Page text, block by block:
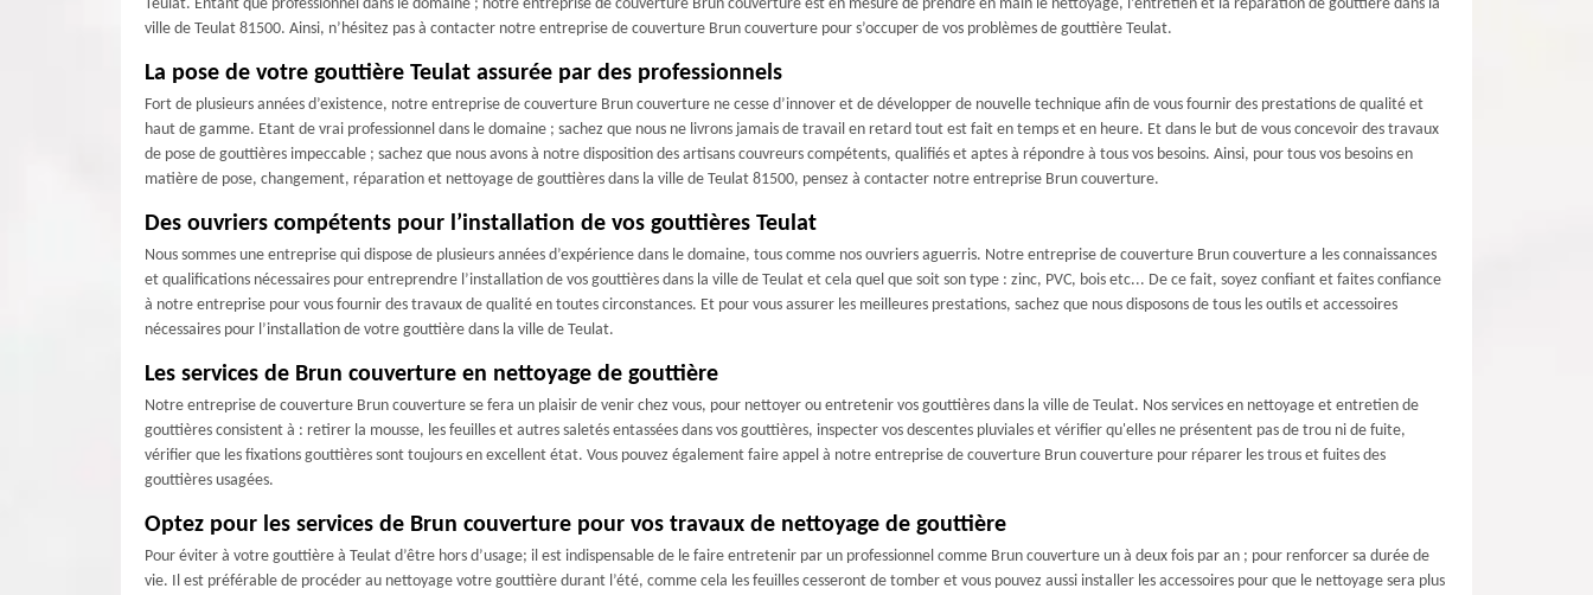
Teulat. Entant que professionnel dans le domaine ; notre entreprise de couverture Brun couverture est en mesure de prendre en main le nettoyage, l’entretien et la réparation de gouttière dans la
ville de Teulat 81500. Ainsi, n’hésitez pas à contacter notre entreprise de couverture Brun couverture pour s’occuper de vos problèmes de gouttière Teulat.
La pose de votre gouttière Teulat assurée par des professionnels
Fort de plusieurs années d’existence, notre entreprise de couverture Brun couverture ne cesse d’innover et de développer de nouvelle technique afin de vous fournir des prestations de qualité et
haut de gamme. Etant de vrai professionnel dans le domaine ; sachez que nous ne livrons jamais de travail en retard tout est fait en temps et en heure. Et dans le but de vous concevoir des travaux
de pose de gouttières impeccable ; sachez que nous avons à notre disposition des artisans couvreurs compétents, qualifiés et aptes à répondre à tous vos besoins. Ainsi, pour tous vos besoins en
matière de pose, changement, réparation et nettoyage de gouttières dans la ville de Teulat 81500, pensez à contacter notre entreprise Brun couverture.
Des ouvriers compétents pour l’installation de vos gouttières Teulat
Nous sommes une entreprise qui dispose de plusieurs années d’expérience dans le domaine, tous comme nos ouvriers aguerris. Notre entreprise de couverture Brun couverture a les connaissances
et qualifications nécessaires pour entreprendre l’installation de vos gouttières dans la ville de Teulat et cela quel que soit son type : zinc, PVC, bois etc... De ce fait, soyez confiant et faites confiance
à notre entreprise pour vous fournir des travaux de qualité en toutes circonstances. Et pour vous assurer les meilleures prestations, sachez que nous disposons de tous les outils et accessoires
nécessaires pour l’installation de votre gouttière dans la ville de Teulat.
Les services de Brun couverture en nettoyage de gouttière
Notre entreprise de couverture Brun couverture se fera un plaisir de venir chez vous, pour nettoyer ou entretenir vos gouttières dans la ville de Teulat. Nos services en nettoyage et entretien de
gouttières consistent à : retirer la mousse, les feuilles et autres saletés entassées dans vos gouttières, inspecter vos descentes pluviales et vérifier qu'elles ne présentent pas de trou ni de fuite,
vérifier que les fixations gouttières sont toujours en excellent état. Vous pouvez également faire appel à notre entreprise de couverture Brun couverture pour réparer les trous et fuites des
gouttières usagées.
Optez pour les services de Brun couverture pour vos travaux de nettoyage de gouttière
Pour éviter à votre gouttière à Teulat d’être hors d’usage; il est indispensable de le faire entretenir par un professionnel comme Brun couverture un à deux fois par an ; pour renforcer sa durée de
vie. Il est préférable de procéder au nettoyage votre gouttière durant l’été, comme cela les feuilles cesseront de tomber et vous pouvez aussi installer les accessoires pour que le nettoyage sera plus